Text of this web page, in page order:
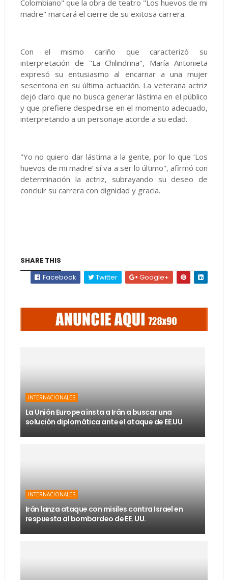
Colombiano" que la obra de teatro "Los huevos de mi
madre" marcará el cierre de su exitosa carrera.
Con el mismo cariño que caracterizó su
interpretación de "La Chilindrina", María Antonieta
expresó su entusiasmo al encarnar a una mujer
sesentona en su última actuación. La veterana actriz
dejó claro que no busca generar lástima en el público
y que prefiere despedirse en el momento adecuado,
interpretando a un personaje acorde a su edad.
"Yo no quiero dar lástima a la gente, por lo que ‘Los
huevos de mi madre’ sí va a ser lo último", afirmó con
determinación la actriz, subrayando su deseo de
concluir su carrera con dignidad y gracia.
SHARE THIS
Facebook
Twitter Google+
INTERNACIONALES
La Unión Europea insta a Irán a buscar una
solución diplomática ante el ataque de EE.UU
INTERNACIONALES
Irán lanza ataque con misiles contra Israel en
respuesta al bombardeo de EE. UU.